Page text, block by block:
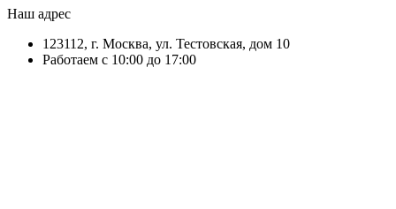
Наш адрес
123112, г. Москва, ул. Тестовская, дом 10
Работаем с 10:00 до 17:00